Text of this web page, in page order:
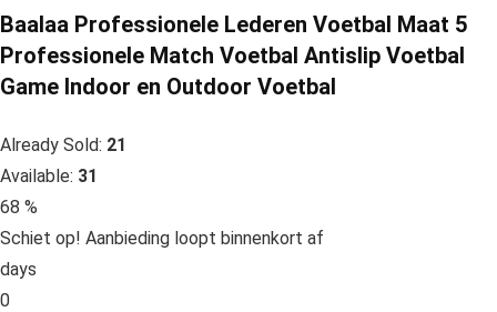
Baalaa Professionele Lederen Voetbal Maat 5
Professionele Match Voetbal Antislip Voetbal
Game Indoor en Outdoor Voetbal
Already Sold: 21
Available: 31
68 %
Schiet op! Aanbieding loopt binnenkort af
days
0